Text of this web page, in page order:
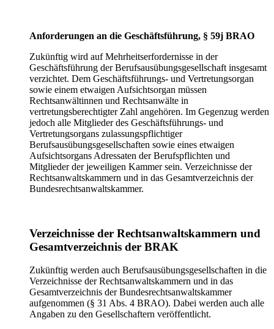
Anforderungen an die Geschäftsführung, § 59j BRAO
Zukünftig wird auf Mehrheitserfordernisse in der
Geschäftsführung der Berufsausübungsgesellschaft insgesamt
verzichtet. Dem Geschäftsführungs- und Vertretungsorgan
sowie einem etwaigen Aufsichtsorgan müssen
Rechtsanwältinnen und Rechtsanwälte in
vertretungsberechtigter Zahl angehören. Im Gegenzug werden
jedoch alle Mitglieder des Geschäftsführungs- und
Vertretungsorgans zulassungspflichtiger
Berufsausübungsgesellschaften sowie eines etwaigen
Aufsichtsorgans Adressaten der Berufspflichten und
Mitglieder der jeweiligen Kammer sein. Verzeichnisse der
Rechtsanwaltskammern und in das Gesamtverzeichnis der
Bundesrechtsanwaltskammer.
Verzeichnisse der Rechtsanwaltskammern und
Gesamtverzeichnis der BRAK
Zukünftig werden auch Berufsausübungsgesellschaften in die
Verzeichnisse der Rechtsanwaltskammern und in das
Gesamtverzeichnis der Bundesrechtsanwaltskammer
aufgenommen (§ 31 Abs. 4 BRAO). Dabei werden auch alle
Angaben zu den Gesellschaftern veröffentlicht.